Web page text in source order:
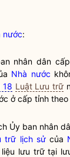
nước:
nhân dân
Nhà nước
18 Luật Lưu trữ
ở cấp tỉnh theo
Ủy ban nhân
trữ lịch sửcủa
liệu lưu trữtại